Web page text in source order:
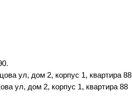
ул, дом 2, корпус 1, квартира 88
ул, дом 2, корпус 1, квартира 88